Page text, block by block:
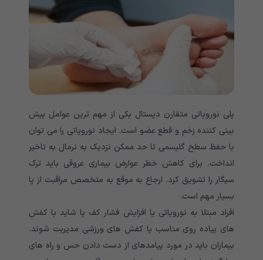
پلی نوروپاتی متقارن دیستال یکی از مهم ترین عوامل پیش
بینی کننده زخم و قطع عضو است. ایجاد نوروپاتی را می توان
با حفظ سطح گلیسمی تا حد ممکن نزدیک به نرمال به تاخیر
انداخت. برای کاهش خطر عوارض بیماری عروقی باید ترک
سیگار را تشویق کرد. ارجاع به موقع به متخصص مراقبت از پا
بسیار مهم است.
افراد مبتلا به نوروپاتی یا افزایش فشار کف پا شاید با کفش
های پیاده روی مناسب یا کفش های ورزشی مدیریت شوند.
بیماران باید در مورد پیامدهای از دست دادن حس و راه های